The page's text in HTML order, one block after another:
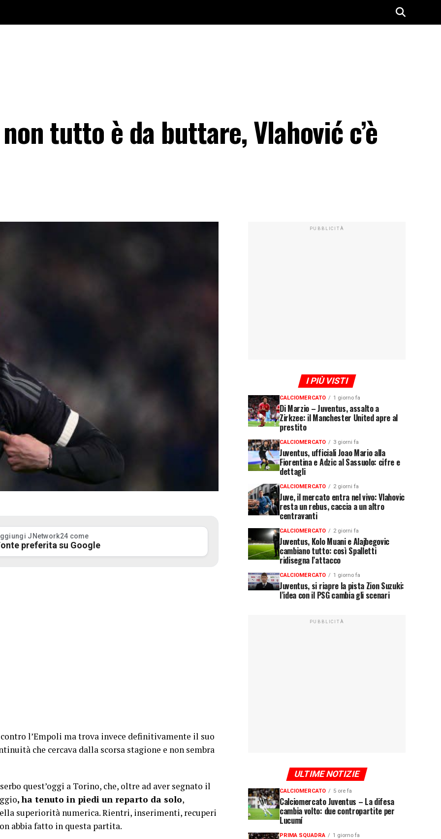
tutto è da buttare, Vlahović c’è
JNetwork24 come
preferita su Google
l’Empoli ma trova invece definitivamente il suo
che cercava dalla scorsa stagione e non sembra
quest’oggi a Torino, che, oltre ad aver segnato il
, ha tenuto in piedi un reparto da solo,
superiorità numerica. Rientri, inserimenti, recuperi
abbia fatto in questa partita.
PUBBLICITÀ
I PIÙ VISTI
CALCIOMERCATO 1 giorno fa
Di Marzio – Juventus, assalto a
Zirkzee: il Manchester United apre al
prestito
CALCIOMERCATO 3 giorni fa
Juventus, ufficiali Joao Mario alla
Fiorentina e Adzic al Sassuolo: cifre e
dettagli
CALCIOMERCATO 2 giorni fa
Juve, il mercato entra nel vivo: Vlahovic
resta un rebus, caccia a un altro
centravanti
CALCIOMERCATO 2 giorni fa
Juventus, Kolo Muani e Alajbegovic
cambiano tutto: così Spalletti
ridisegna l’attacco
CALCIOMERCATO 1 giorno fa
Juventus, si riapre la pista Zion Suzuki:
l’idea con il PSG cambia gli scenari
PUBBLICITÀ
ULTIME NOTIZIE
CALCIOMERCATO 5 ore fa
Calciomercato Juventus – La difesa
cambia volto: due contropartite per
Lucumí
PRIMA SQUADRA 1 giorno fa